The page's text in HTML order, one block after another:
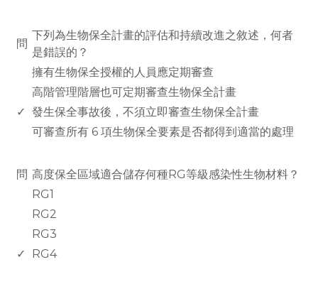
問
下列為生物保全計畫的評估和持續改進之敘述，何者
是錯誤的？
擁有生物保全授權的人員應定期審查
高階管理階層也可定期審查生物保全計畫
✓ 發生保全事故後，不須立即審查生物保全計畫
可審查所有 6 項生物保全要素是否都得到適當的處理
問 高度保全區域適合儲存何種RG等級感染性生物材料？
RG1
RG2
RG3
✓
RG4